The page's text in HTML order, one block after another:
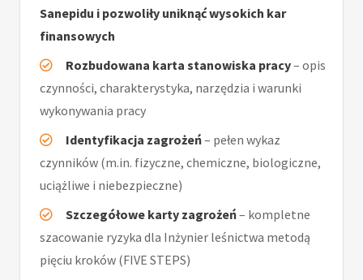
Sanepidu i pozwoliły uniknąć wysokich kar
finansowych
Rozbudowana karta stanowiska pracy– opis
czynności, charakterystyka, narzędzia i warunki
wykonywania pracy
Identyfikacja zagrożeń– pełen wykaz
czynników (m.in. fizyczne, chemiczne, biologiczne,
uciążliwe i niebezpieczne)
Szczegółowe karty zagrożeń– kompletne
szacowanie ryzyka dla Inżynier leśnictwa metodą
pięciu kroków (FIVE STEPS)